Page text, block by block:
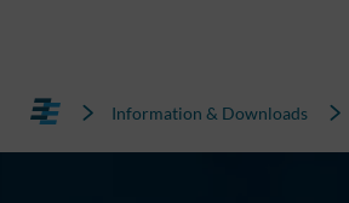
Information & Downloads